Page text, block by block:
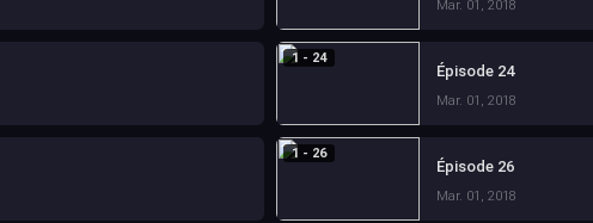
Mar. 01, 2018
1 - 24
Épisode 24
Mar. 01, 2018
1 - 26
Épisode 26
Mar. 01, 2018